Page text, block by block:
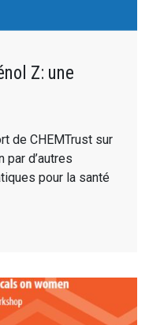
Z: une
de CHEMTrust sur
d’autres
pour la santé